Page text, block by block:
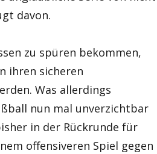
davon.
zu spüren bekommen,
ihren sicheren
Was allerdings
nun mal unverzichtbar
in der Rückrunde für
offensiveren Spiel gegen